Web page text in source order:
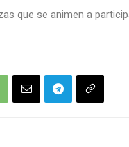
que se animen a